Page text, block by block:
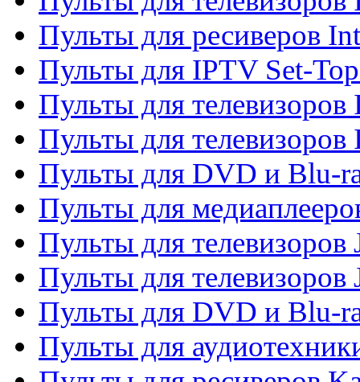
Пульты для ресиверов
Пульты для IPTV Set-
Пульты для телевизоров
Пульты для телевизоров
Пульты для DVD и Blu-
Пульты для
Пульты для телевизоров
Пульты для телевизоров
Пульты для DVD и Blu-
Пульты для